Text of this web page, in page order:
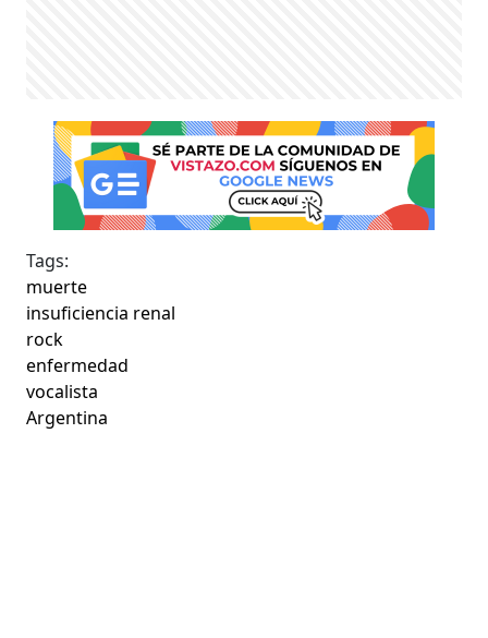
Tags:
muerte
insuficiencia renal
rock
enfermedad
vocalista
Argentina